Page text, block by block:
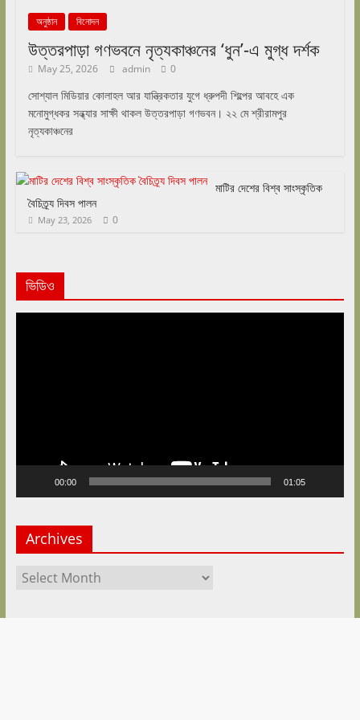
অনুষ্ঠান বিনোদন
উত্তরপাড়া গণভবনে নৃত্যকাঞ্চনের ‘ধুন’-এ মুগ্ধ দর্শক
May 25, 2026 admin 0
সোশ্যাল মিডিয়ার কোলাহল আর যান্ত্রিকতার যুগে ধ্রুপদী শিল্পের আবহে এক
মনোমুগ্ধকর সন্ধ্যার সাক্ষী থাকল উত্তরপাড়া গণভবন। ২২ মে শ্রীরামপুর
নৃত্যকাঞ্চনের
মাটির দেশের বিশ্ব সাংস্কৃতিক
বৈচিত্র্য দিবস পালন
May 23, 2026 0
ভিডিও
00:00 01:05
Archives
Archives